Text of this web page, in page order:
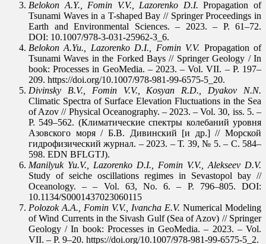
Belokon A.Y., Fomin V.V., Lazorenko D.I. Propagation of
Tsunami Waves in a T-shaped Bay // Springer Proceedings in
Earth and Environmental Sciences. – 2023. – P. 61–72.
DOI: 10.1007/978-3-031-25962-3_6.
Belokon A.Yu., Lazorenko D.I., Fomin V.V. Propagation of
Tsunami Waves in the Forked Bays // Springer Geology / In
book: Processes in GeoMedia. – 2023. – Vol. VII. – P. 197–
209. https://doi.org/10.1007/978-981-99-6575-5_20.
Divinsky B.V., Fomin V.V., Kosyan R.D., Dyakov N.N.
Climatic Spectra of Surface Elevation Fluctuations in the Sea
of Azov // Physical Oceanography. – 2023. – Vol. 30, iss. 5. –
P. 549–562. (Климатические спектры колебаний уровня
Азовского моря / Б.В. Дивинский [и др.] // Морской
гидрофизический журнал. – 2023. – Т. 39, № 5. – С. 584–
598. EDN BFLGTJ).
Manilyuk Yu.V., Lazorenko D.I., Fomin V.V., Alekseev D.V.
Study of seiche oscillations regimes in Sevastopol bay //
Oceanology. – – Vol. 63, No. 6. – P. 796–805. DOI:
10.1134/S0001437023060115
Polozok A.A., Fomin V.V., Ivancha E.V. Numerical Modeling
of Wind Currents in the Sivash Gulf (Sea of Azov) // Springer
Geology / In book: Processes in GeoMedia. – 2023. – Vol.
VII. – P. 9–20. https://doi.org/10.1007/978-981-99-6575-5_2.